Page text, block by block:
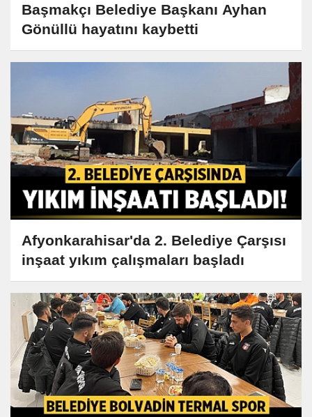
Başmakçı Belediye Başkanı Ayhan
Gönüllü hayatını kaybetti
Afyonkarahisar'da 2. Belediye Çarşısı
inşaat yıkım çalışmaları başladı